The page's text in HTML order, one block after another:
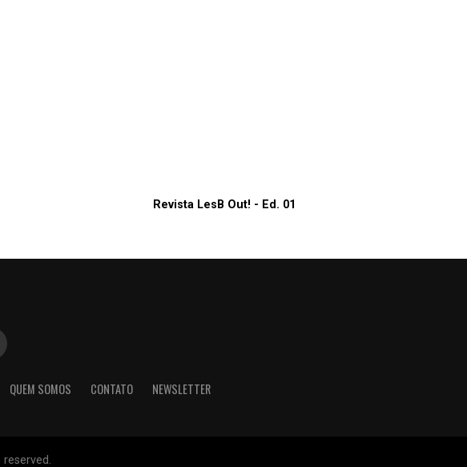
Revista LesB Out! - Ed. 01
QUEM SOMOS CONTATO NEWSLETTER